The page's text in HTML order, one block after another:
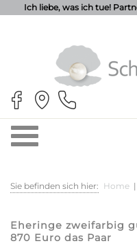
Ich liebe, was ich tue!
Sie befinden sich hier: Home |
Eheringe zweifarbig
870 Euro das Paar